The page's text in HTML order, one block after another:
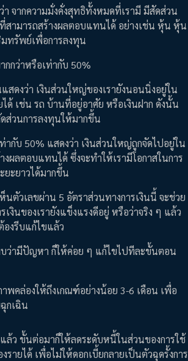
า จากความมั่งคั่งสุทธิทั้งหมดที่เรามี มีสัดส่วน
สามารถสร้างผลตอบแทนได้ อย่างเช่น หุ้น หุ้น
ทรัพย์เพื่อการลงทุน
กว่าหรือเท่ากับ 50%
สดงว่า เงินส่วนใหญ่ของเรายังนอนนิ่งอยู่ใน
ด้ เช่น รถ บ้านที่อยู่อาศัย หรือเงินฝาก ดังนั้น
ส่วนการลงทุนให้มากขึ้น
ากับ 50% แสดงว่า เงินส่วนใหญ่ถูกจัดไปอยู่ใน
ผลตอบแทนได้ ซึ่งจะทำให้เรามีโอกาสในการ
ยะยาวได้มากขึ้น
นตัวเลขผ่าน 5 อัตราส่วนทางการเงินนี้ จะช่วย
เงินของเรายังแข็งแรงดีอยู่ หรือว่าจริง ๆ แล้ว
งรีบแก้ไขแล้ว
บว่ามีปัญหา ก็ให้ค่อย ๆ แก้ไขไปทีละขั้นตอน
าพคล่องให้ถึงเกณฑ์อย่างน้อย 3-6 เดือน เพื่อ
กเฉิน
ล้ว ขั้นต่อมาก็ให้ลดระดับหนี้ในส่วนของการใช้
รายได้ เพื่อไม่ให้ดอกเบี้ยกลายเป็นตัวฉุดรั้งการ